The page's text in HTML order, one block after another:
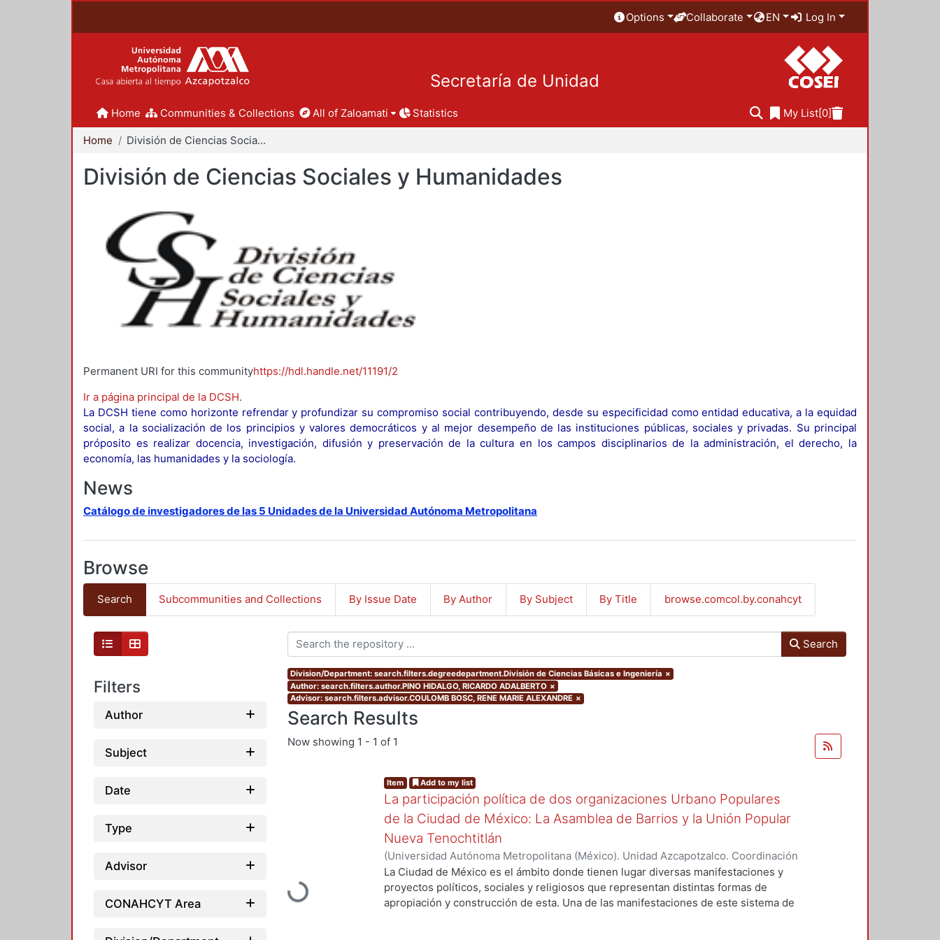
Options Collaborate EN Log In
Secretaría de Unidad
Home Communities & Collections All of Zaloamati Statistics My List[0]
Home División de Ciencias Sociales y Humanidades
División de Ciencias Sociales y Humanidades
Permanent URI for this communityhttps://hdl.handle.net/11191/2
Ir a página principal de la DCSH.
La DCSH tiene como horizonte refrendar y profundizar su compromiso social contribuyendo, desde su especificidad como entidad educativa, a la equidad
social, a la socialización de los principios y valores democráticos y al mejor desempeño de las instituciones públicas, sociales y privadas. Su principal
próposito es realizar docencia, investigación, difusión y preservación de la cultura en los campos disciplinarios de la administración, el derecho, la
economía, las humanidades y la sociología.
News
Catálogo de investigadores de las 5 Unidades de la Universidad Autónoma Metropolitana
Browse
Search Subcommunities and Collections By Issue Date By Author By Subject By Title browse.comcol.by.conahcyt
Filters
Author
Subject
Date
Type
Advisor
CONAHCYT Area
Search
Division/Department: search.filters.degreedepartment.División de Ciencias Básicas e Ingeniería ×
Author: search.filters.author.PINO HIDALGO, RICARDO ADALBERTO ×
Advisor: search.filters.advisor.COULOMB BOSC, RENE MARIE ALEXANDRE ×
Search Results
Now showing 1 - 1 of 1
Loading...
Item Add to my list
La participación política de dos organizaciones Urbano Populares
de la Ciudad de México: La Asamblea de Barrios y la Unión Popular
Nueva Tenochtitlán
(Universidad Autónoma Metropolitana (México). Unidad Azcapotzalco. Coordinación
de Servicios de Información.,2000)PINO HIDALGO, RICARDO ADALBERTO
La Ciudad de México es el ámbito donde tienen lugar diversas manifestaciones y
proyectos políticos, sociales y religiosos que representan distintas formas de
apropiación y construcción de esta. Una de las manifestaciones de este sistema de